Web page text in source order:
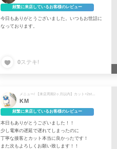
頻繁に来店しているお客様のレビュー
今日もありがとうございました。いつもお世話に
なっております。
0ステキ!
KM
頻繁に来店しているお客様のレビュー
本日もありがとうございました！！
少し電車の遅延で遅れてしまったのに
丁寧な接客とカット本当に良かったです！
また次もよろしくお願い致します！！